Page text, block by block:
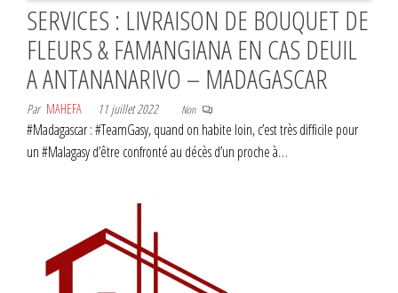
SERVICES : LIVRAISON DE BOUQUET DE
FLEURS & FAMANGIANA EN CAS DEUIL
A ANTANANARIVO – MADAGASCAR
Par MAHEFA 11 juillet 2022 Non
#Madagascar : #TeamGasy, quand on habite loin, c’est très difficile pour
un #Malagasy d’être confronté au décès d’un proche à…